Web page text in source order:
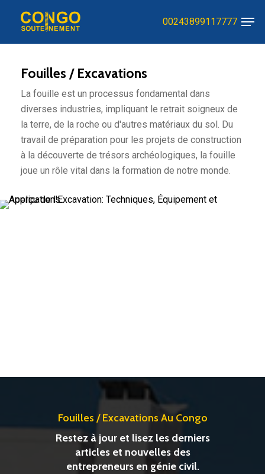
00243899117777
Fouilles / Excavations
La fouille est un processus fondamental dans
diverses industries, impliquant le retrait soigneux de
la terre, de la roche ou d'autres matériaux du sol. Du
travail de préparation pour les projets de construction
à la découverte de trésors archéologiques, la fouille
joue un rôle vital dans la formation de notre monde.
Fouilles / Excavations Au Congo
Restez à jour et lisez les derniers
articles et nouvelles des
entrepreneurs en génie civil.